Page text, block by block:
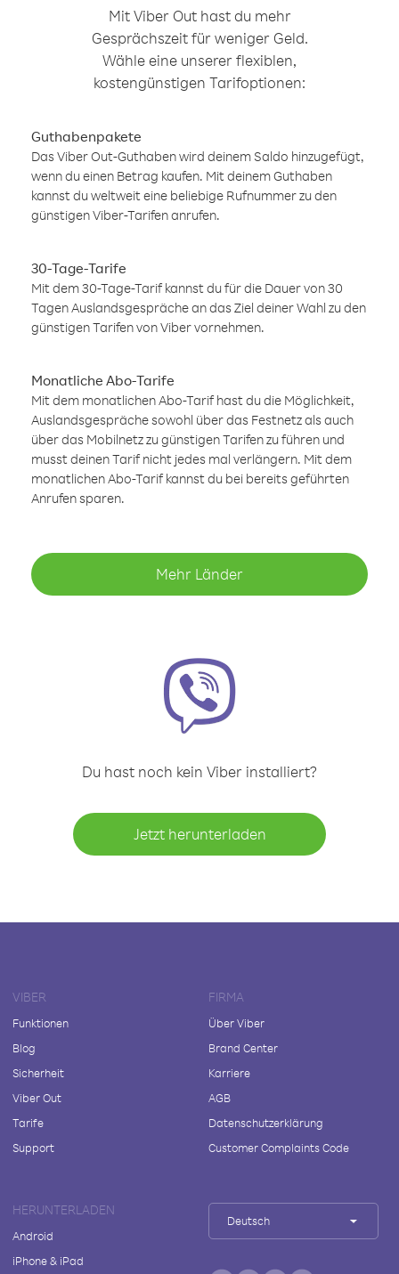
Mit Viber Out hast du mehr
Gesprächszeit für weniger Geld.
Wähle eine unserer flexiblen,
kostengünstigen Tarifoptionen:
Guthabenpakete
Das Viber Out-Guthaben wird deinem Saldo hinzugefügt,
wenn du einen Betrag kaufen. Mit deinem Guthaben
kannst du weltweit eine beliebige Rufnummer zu den
günstigen Viber-Tarifen anrufen.
30-Tage-Tarife
Mit dem 30-Tage-Tarif kannst du für die Dauer von 30
Tagen Auslandsgespräche an das Ziel deiner Wahl zu den
günstigen Tarifen von Viber vornehmen.
Monatliche Abo-Tarife
Mit dem monatlichen Abo-Tarif hast du die Möglichkeit,
Auslandsgespräche sowohl über das Festnetz als auch
über das Mobilnetz zu günstigen Tarifen zu führen und
musst deinen Tarif nicht jedes mal verlängern. Mit dem
monatlichen Abo-Tarif kannst du bei bereits geführten
Anrufen sparen.
Mehr Länder
Du hast noch kein Viber installiert?
Jetzt herunterladen
VIBER
Funktionen
Blog
Sicherheit
Viber Out
Tarife
Support
FIRMA
Über Viber
Brand Center
Karriere
AGB
Datenschutzerklärung
Customer Complaints Code
HERUNTERLADEN
Android
iPhone & iPad
Deutsch